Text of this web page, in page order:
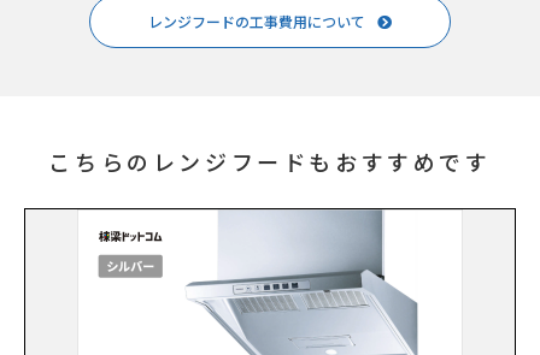
レンジフードの工事費用について
こちらのレンジフードもおすすめです